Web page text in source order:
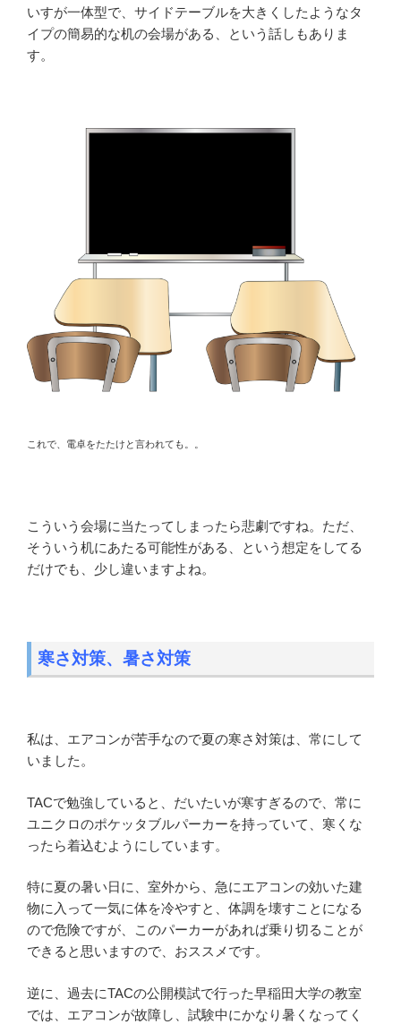
いすが一体型で、サイドテーブルを大きくしたようなタ
イプの簡易的な机の会場がある、という話しもありま
す。
これで、電卓をたたけと言われても。。
こういう会場に当たってしまったら悲劇ですね。ただ、
そういう机にあたる可能性がある、という想定をしてる
だけでも、少し違いますよね。
寒さ対策、暑さ対策
私は、エアコンが苦手なので夏の寒さ対策は、常にして
いました。
TACで勉強していると、だいたいが寒すぎるので、常に
ユニクロのポケッタブルパーカーを持っていて、寒くな
ったら着込むようにしています。
特に夏の暑い日に、室外から、急にエアコンの効いた建
物に入って一気に体を冷やすと、体調を壊すことになる
ので危険ですが、このパーカーがあれば乗り切ることが
できると思いますので、おススメです。
逆に、過去にTACの公開模試で行った早稲田大学の教室
では、エアコンが故障し、試験中にかなり暑くなってく